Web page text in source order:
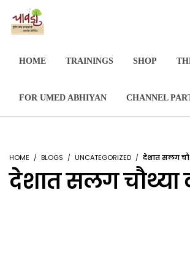
HOME TRAININGS SHOP
FOR UMED ABHIYAN CHANNEL
HOME BLOGS UNCATEGORIZED देशात सलग
देशात सलग चौथ्या